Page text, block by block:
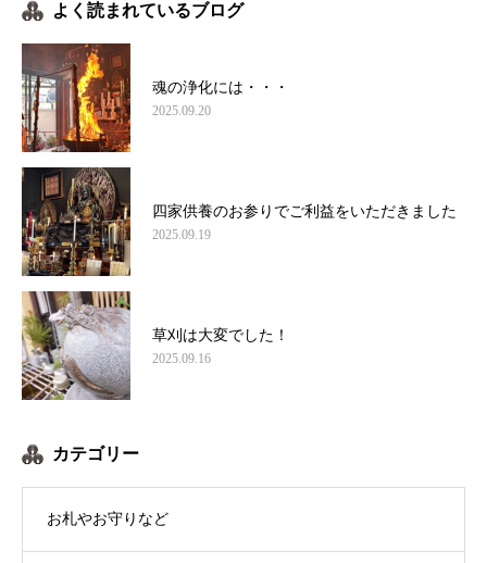
よく読まれているブログ
魂の浄化には・・・
2025.09.20
四家供養のお参りでご利益をいただきました
2025.09.19
草刈は大変でした！
2025.09.16
カテゴリー
お札やお守りなど